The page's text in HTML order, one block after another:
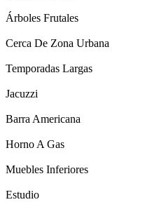
Árboles Frutales
Cerca De Zona Urbana
Temporadas Largas
Jacuzzi
Barra Americana
Horno A Gas
Muebles Inferiores
Estudio